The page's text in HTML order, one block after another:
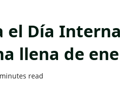
el Día
llena de
read